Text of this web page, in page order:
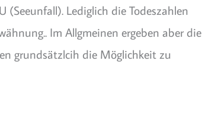
(Seeunfall). Lediglich die Todeszahlen
Im Allgmeinen ergeben aber die
grundsätzlcih die Möglichkeit zu